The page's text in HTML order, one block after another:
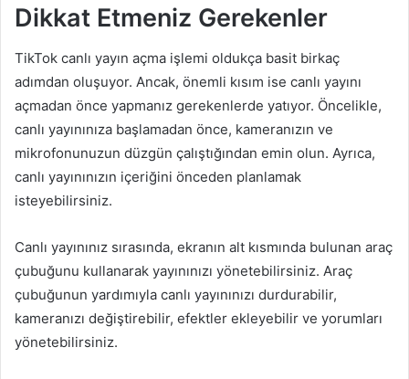
Dikkat Etmeniz Gerekenler
TikTok canlı yayın açma işlemi oldukça basit birkaç
adımdan oluşuyor. Ancak, önemli kısım ise canlı yayını
açmadan önce yapmanız gerekenlerde yatıyor. Öncelikle,
canlı yayınınıza başlamadan önce, kameranızın ve
mikrofonunuzun düzgün çalıştığından emin olun. Ayrıca,
canlı yayınınızın içeriğini önceden planlamak
isteyebilirsiniz.
Canlı yayınınız sırasında, ekranın alt kısmında bulunan araç
çubuğunu kullanarak yayınınızı yönetebilirsiniz. Araç
çubuğunun yardımıyla canlı yayınınızı durdurabilir,
kameranızı değiştirebilir, efektler ekleyebilir ve yorumları
yönetebilirsiniz.